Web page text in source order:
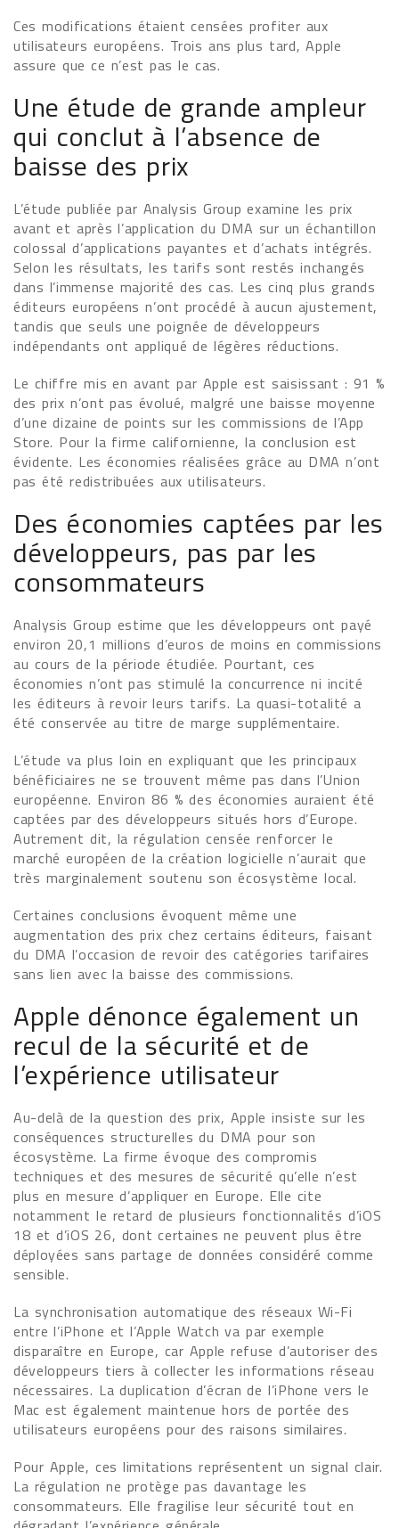
Ces modifications étaient censées profiter aux
utilisateurs européens. Trois ans plus tard, Apple
assure que ce n’est pas le cas.
Une étude de grande ampleur
qui conclut à l’absence de
baisse des prix
L’étude publiée par Analysis Group examine les prix
avant et après l’application du DMA sur un échantillon
colossal d’applications payantes et d’achats intégrés.
Selon les résultats, les tarifs sont restés inchangés
dans l’immense majorité des cas. Les cinq plus grands
éditeurs européens n’ont procédé à aucun ajustement,
tandis que seuls une poignée de développeurs
indépendants ont appliqué de légères réductions.
Le chiffre mis en avant par Apple est saisissant : 91 %
des prix n’ont pas évolué, malgré une baisse moyenne
d’une dizaine de points sur les commissions de l’App
Store. Pour la firme californienne, la conclusion est
évidente. Les économies réalisées grâce au DMA n’ont
pas été redistribuées aux utilisateurs.
Des économies captées par les
développeurs, pas par les
consommateurs
Analysis Group estime que les développeurs ont payé
environ 20,1 millions d’euros de moins en commissions
au cours de la période étudiée. Pourtant, ces
économies n’ont pas stimulé la concurrence ni incité
les éditeurs à revoir leurs tarifs. La quasi-totalité a
été conservée au titre de marge supplémentaire.
L’étude va plus loin en expliquant que les principaux
bénéficiaires ne se trouvent même pas dans l’Union
européenne. Environ 86 % des économies auraient été
captées par des développeurs situés hors d’Europe.
Autrement dit, la régulation censée renforcer le
marché européen de la création logicielle n’aurait que
très marginalement soutenu son écosystème local.
Certaines conclusions évoquent même une
augmentation des prix chez certains éditeurs, faisant
du DMA l’occasion de revoir des catégories tarifaires
sans lien avec la baisse des commissions.
Apple dénonce également un
recul de la sécurité et de
l’expérience utilisateur
Au-delà de la question des prix, Apple insiste sur les
conséquences structurelles du DMA pour son
écosystème. La firme évoque des compromis
techniques et des mesures de sécurité qu’elle n’est
plus en mesure d’appliquer en Europe. Elle cite
notamment le retard de plusieurs fonctionnalités d’iOS
18 et d’iOS 26, dont certaines ne peuvent plus être
déployées sans partage de données considéré comme
sensible.
La synchronisation automatique des réseaux Wi-Fi
entre l’iPhone et l’Apple Watch va par exemple
disparaître en Europe, car Apple refuse d’autoriser des
développeurs tiers à collecter les informations réseau
nécessaires. La duplication d’écran de l’iPhone vers le
Mac est également maintenue hors de portée des
utilisateurs européens pour des raisons similaires.
Pour Apple, ces limitations représentent un signal clair.
La régulation ne protège pas davantage les
consommateurs. Elle fragilise leur sécurité tout en